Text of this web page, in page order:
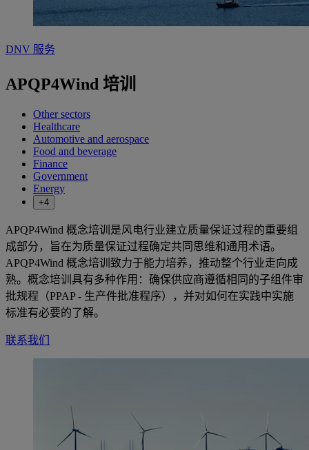
DNV 服务
APQP4Wind 培训
Other sectors
Healthcare
Automotive and aerospace
Food and beverage
Finance
Government
Energy
+4
APQP4Wind 概念培训是风电行业建立质量保证过程的重要组
成部分，旨在为质量保证过程确定共同思维和通用术语。
APQP4Wind 概念培训致力于能力培养，推动整个行业走向成
熟。概念培训具有多种作用：确保供应商遵循相同的子组件审
批规程（PPAP - 生产件批准程序），并对如何在实践中实施
标准有必要的了解。
联系我们